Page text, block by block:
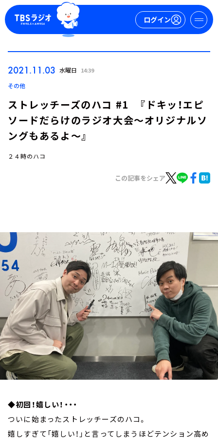
ログイン
イベント・グッズ
YouTube
会社情報
2021.11.03 水曜日 14:39
その他
ストレッチーズのハコ #1 『ドキッ！エピ
ソードだらけのラジオ大会～オリジナルソ
ングもあるよ～』
２４時のハコ
この記事をシェア
◆初回！嬉しい！・・・
ついに始まったストレッチーズのハコ。
嬉しすぎて「嬉しい！」と言ってしまうほどテンション高め